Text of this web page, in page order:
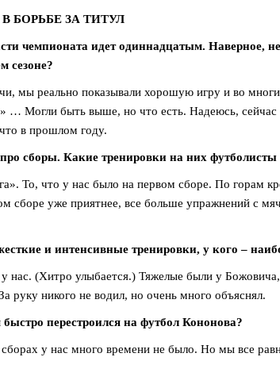
БОРЬБЕ ЗА ТИТУЛ
чемпионата идет одиннадцатым. Наверное,
сезоне?
мы реально показывали хорошую игру и во
… Могли быть выше, но что есть. Надеюсь,
в прошлом году.
сборы. Какие тренировки на них футболисты
То, что у нас было на первом сборе. По горам
сборе уже приятнее, все больше упражнений с
и интенсивные тренировки, у кого –
нас. (Хитро улыбается.) Тяжелые были у
руку никого не водил, но очень много объяснял.
перестроился на футбол Кононова?
у нас много времени не было. Но мы все